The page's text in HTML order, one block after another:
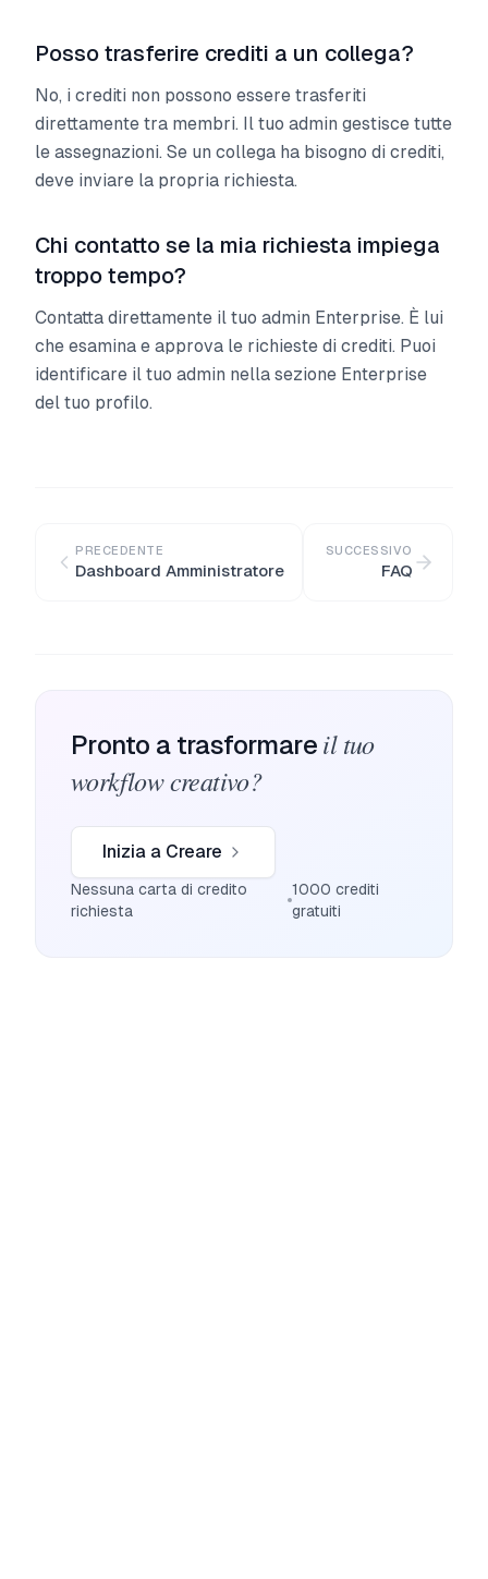
Posso trasferire crediti a un collega?
No, i crediti non possono essere trasferiti
direttamente tra membri. Il tuo admin gestisce tutte
le assegnazioni. Se un collega ha bisogno di crediti,
deve inviare la propria richiesta.
Chi contatto se la mia richiesta impiega
troppo tempo?
Contatta direttamente il tuo admin Enterprise. È lui
che esamina e approva le richieste di crediti. Puoi
identificare il tuo admin nella sezione Enterprise
del tuo profilo.
PRECEDENTE
Dashboard Amministratore
SUCCESSIVO
FAQ
Pronto a trasformare il tuo
workflow creativo?
Inizia a Creare
Nessuna carta di credito
richiesta
1000 crediti
gratuiti